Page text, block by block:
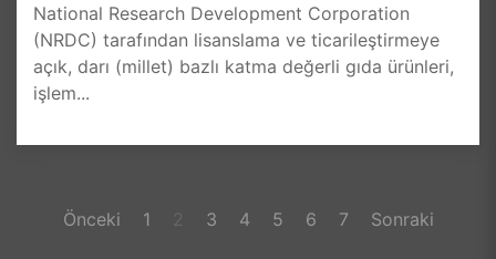
National Research Development Corporation
(NRDC) tarafından lisanslama ve ticarileştirmeye
açık, darı (millet) bazlı katma değerli gıda ürünleri,
işlem...
Önceki 1 2 3 4 5 6 7 Sonraki